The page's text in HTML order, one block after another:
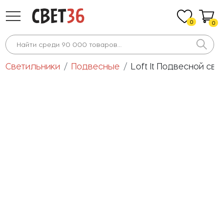
0 0
Светильники Подвесные Loft It Подвесной